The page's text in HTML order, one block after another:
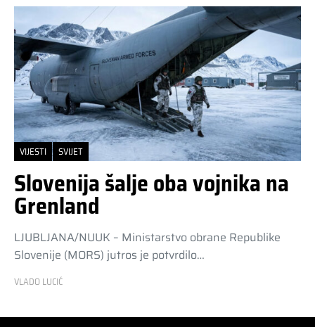
VIJESTI SVIJET
Slovenija šalje oba vojnika na
Grenland
LJUBLJANA/NUUK – Ministarstvo obrane Republike
Slovenije (MORS) jutros je potvrdilo…
VLADO LUCIĆ